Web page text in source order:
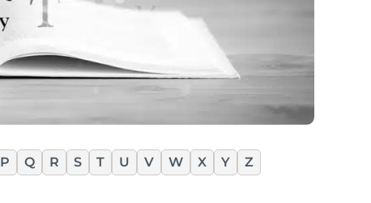
P Q R S T U V W X Y Z